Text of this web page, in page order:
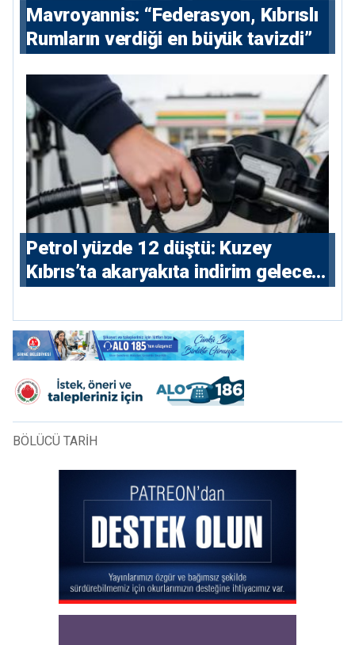
Mavroyannis: “Federasyon, Kıbrıslı
Rumların verdiği en büyük tavizdi”
Petrol yüzde 12 düştü: Kuzey
Kıbrıs’ta akaryakıta indirim gelecek
BÖLÜCÜ TARİH